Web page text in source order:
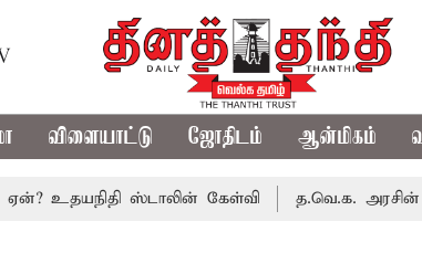
விளையாட்டு ஜோதிடம் ஆன்மிகம்
ஸ்டாலின் கேள்வி த.வெ.க. அரசின் முதல்